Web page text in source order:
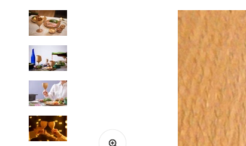
ズームイン